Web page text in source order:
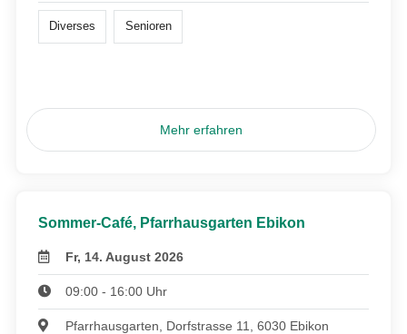
Diverses Senioren
Mehr erfahren
Sommer-Café, Pfarrhausgarten Ebikon
Fr, 14. August 2026
09:00 - 16:00 Uhr
Pfarrhausgarten, Dorfstrasse 11, 6030 Ebikon